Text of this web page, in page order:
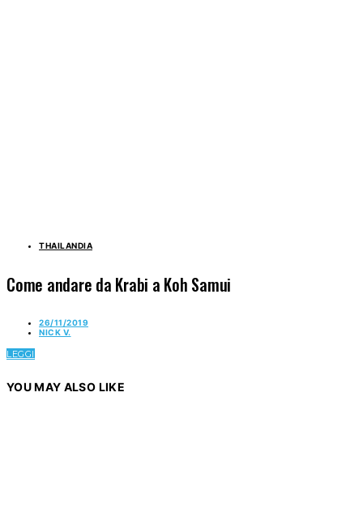
THAILANDIA
Come andare da Krabi a Koh Samui
26/11/2019
NICK V.
LEGGI
YOU MAY ALSO LIKE